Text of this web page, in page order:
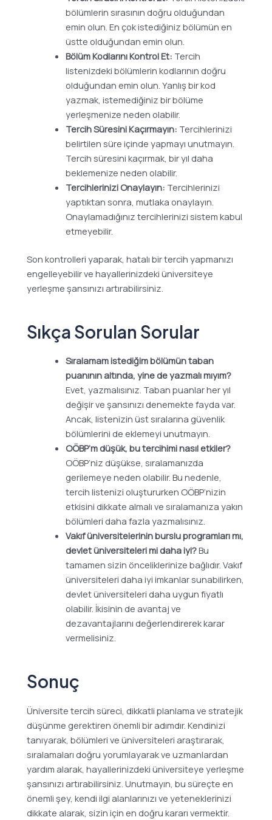
bölümlerin sırasının doğru olduğundan
emin olun. En çok istediğiniz bölümün en
üstte olduğundan emin olun.
Bölüm Kodlarını Kontrol Et: Tercih
listenizdeki bölümlerin kodlarının doğru
olduğundan emin olun. Yanlış bir kod
yazmak, istemediğiniz bir bölüme
yerleşmenize neden olabilir.
Tercih Süresini Kaçırmayın: Tercihlerinizi
belirtilen süre içinde yapmayı unutmayın.
Tercih süresini kaçırmak, bir yıl daha
beklemenize neden olabilir.
Tercihlerinizi Onaylayın: Tercihlerinizi
yaptıktan sonra, mutlaka onaylayın.
Onaylamadığınız tercihlerinizi sistem kabul
etmeyebilir.
Son kontrolleri yaparak, hatalı bir tercih yapmanızı
engelleyebilir ve hayallerinizdeki üniversiteye
yerleşme şansınızı artırabilirsiniz.
Sıkça Sorulan Sorular
Sıralamam istediğim bölümün taban
puanının altında, yine de yazmalı mıyım?
Evet, yazmalısınız. Taban puanlar her yıl
değişir ve şansınızı denemekte fayda var.
Ancak, listenizin üst sıralarına güvenlik
bölümlerini de eklemeyi unutmayın.
OÖBP’m düşük, bu tercihimi nasıl etkiler?
OÖBP’niz düşükse, sıralamanızda
gerilemeye neden olabilir. Bu nedenle,
tercih listenizi oluştururken OÖBP’nizin
etkisini dikkate almalı ve sıralamanıza yakın
bölümleri daha fazla yazmalısınız.
Vakıf üniversitelerinin burslu programları mı,
devlet üniversiteleri mi daha iyi?Bu
tamamen sizin önceliklerinize bağlıdır. Vakıf
üniversiteleri daha iyi imkanlar sunabilirken,
devlet üniversiteleri daha uygun fiyatlı
olabilir. İkisinin de avantaj ve
dezavantajlarını değerlendirerek karar
vermelisiniz.
Sonuç
Üniversite tercih süreci, dikkatli planlama ve stratejik
düşünme gerektiren önemli bir adımdır. Kendinizi
tanıyarak, bölümleri ve üniversiteleri araştırarak,
sıralamaları doğru yorumlayarak ve uzmanlardan
yardım alarak, hayallerinizdeki üniversiteye yerleşme
şansınızı artırabilirsiniz. Unutmayın, bu süreçte en
önemli şey, kendi ilgi alanlarınızı ve yeteneklerinizi
dikkate alarak, sizin için en doğru kararı vermektir.